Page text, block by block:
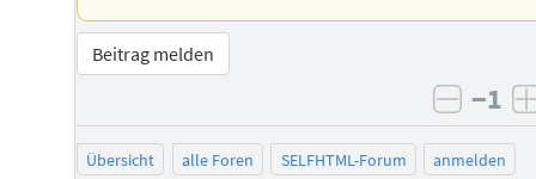
Beitrag melden
−1
Übersicht alle Foren SELFHTML-Forum anmelden